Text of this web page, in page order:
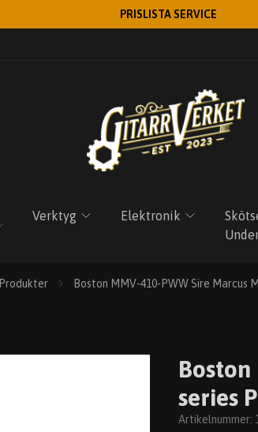
PRISLISTA SERVICE
Verktyg Elektronik
Produkter Boston MMV-410-PWW Sire Marcus
Boston
series
Artikelnummer: